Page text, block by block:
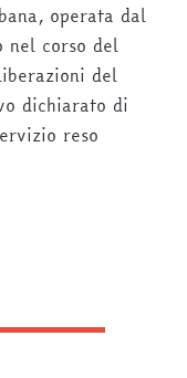
operata dal
nel corso del
del
dichiarato di
reso